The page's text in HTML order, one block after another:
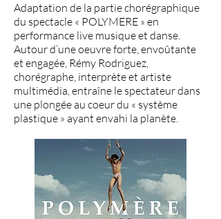
Adaptation de la partie chorégraphique
du spectacle « POLYMERE » en
performance live musique et danse.
Autour d’une oeuvre forte, envoûtante
et engagée, Rémy Rodriguez,
chorégraphe, interprète et artiste
multimédia, entraîne le spectateur dans
une plongée au coeur du « système
plastique » ayant envahi la planète.